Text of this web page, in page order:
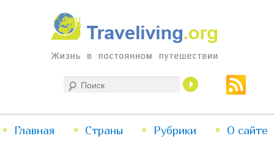
Traveliving
Жизнь в постоянном путешествии
меню
Перейти
Перейти
Главная Страны Рубрики О сайте